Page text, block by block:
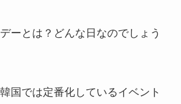
ーとは？どんな日なのでしょう
国では定番化しているイベント